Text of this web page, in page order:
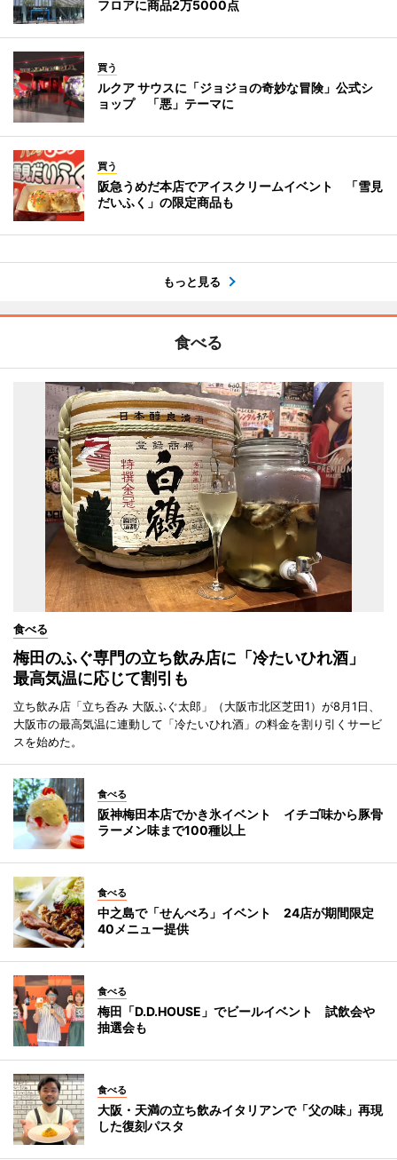
フロアに商品2万5000点
買う
ルクア サウスに「ジョジョの奇妙な冒険」公式シ
ョップ 「悪」テーマに
買う
阪急うめだ本店でアイスクリームイベント 「雪見
だいふく」の限定商品も
もっと見る
食べる
食べる
梅田のふぐ専門の立ち飲み店に「冷たいひれ酒」
最高気温に応じて割引も
立ち飲み店「立ち呑み 大阪ふぐ太郎」（大阪市北区芝田1）が8月1日、
大阪市の最高気温に連動して「冷たいひれ酒」の料金を割り引くサービ
スを始めた。
食べる
阪神梅田本店でかき氷イベント イチゴ味から豚骨
ラーメン味まで100種以上
食べる
中之島で「せんべろ」イベント 24店が期間限定
40メニュー提供
食べる
梅田「D.D.HOUSE」でビールイベント 試飲会や
抽選会も
食べる
大阪・天満の立ち飲みイタリアンで「父の味」再現
した復刻パスタ